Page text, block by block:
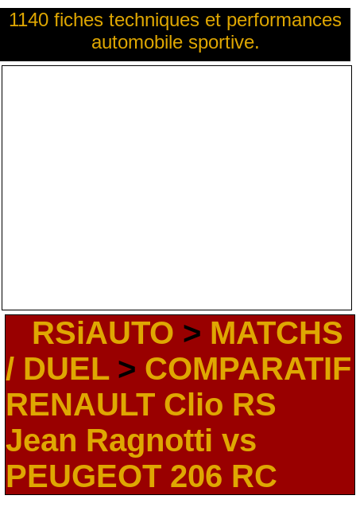
1140 fiches techniques et performances
automobile sportive.
RSiAUTO > MATCHS
/ DUEL> COMPARATIF
RENAULT Clio RS
Jean Ragnotti vs
PEUGEOT 206 RC